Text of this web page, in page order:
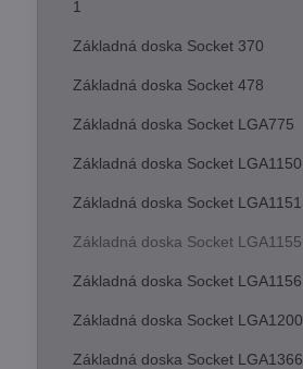
1
Základná doska Socket 370
Základná doska Socket 478
Základná doska Socket LGA775
Základná doska Socket LGA1150
Základná doska Socket LGA1151
Základná doska Socket LGA1155
Základná doska Socket LGA1156
Základná doska Socket LGA1200
Základná doska Socket LGA1366